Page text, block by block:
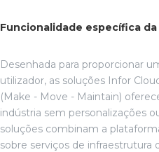
Funcionalidade específica
Desenhada para proporcionar
utilizador, as soluções Infor
(Make - Move - Maintain)
indústria sem personalizações
soluções combinam a
sobre serviços de infraestrutura